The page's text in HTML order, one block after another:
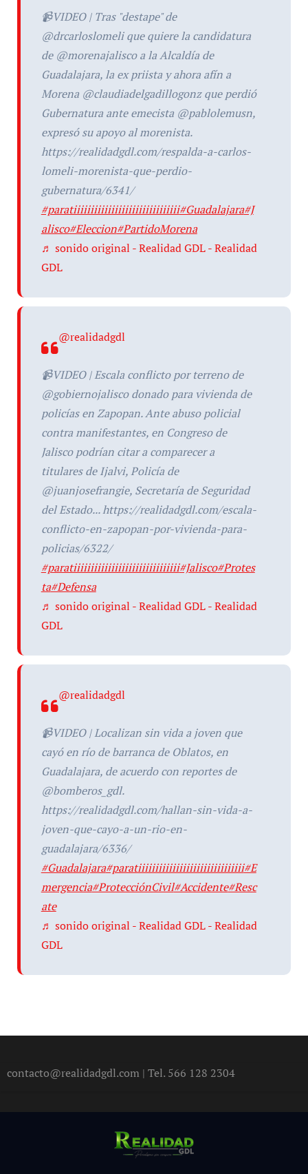
📹VIDEO | Tras "destape" de
@drcarloslomeli que quiere la candidatura
de @morenajalisco a la Alcaldía de
Guadalajara, la ex priista y ahora afín a
Morena @claudiadelgadillogonz que perdió
Gubernatura ante emecista @pablolemusn,
expresó su apoyo al morenista.
https://realidadgdl.com/respalda-a-carlos-
lomeli-morenista-que-perdio-
gubernatura/6341/
#paratiiiiiiiiiiiiiiiiiiiiiiiiiiiiiii#Guadalajara#J
alisco#Eleccion#PartidoMorena
♬ sonido original - Realidad GDL - Realidad
GDL
@realidadgdl
📹VIDEO | Escala conflicto por terreno de
@gobiernojalisco donado para vivienda de
policías en Zapopan. Ante abuso policial
contra manifestantes, en Congreso de
Jalisco podrían citar a comparecer a
titulares de Ijalvi, Policía de
@juanjosefrangie, Secretaría de Seguridad
del Estado... https://realidadgdl.com/escala-
conflicto-en-zapopan-por-vivienda-para-
policias/6322/
#paratiiiiiiiiiiiiiiiiiiiiiiiiiiiiiii#Jalisco#Protes
ta#Defensa
♬ sonido original - Realidad GDL - Realidad
GDL
@realidadgdl
📹VIDEO | Localizan sin vida a joven que
cayó en río de barranca de Oblatos, en
Guadalajara, de acuerdo con reportes de
@bomberos_gdl.
https://realidadgdl.com/hallan-sin-vida-a-
joven-que-cayo-a-un-rio-en-
guadalajara/6336/
#Guadalajara#paratiiiiiiiiiiiiiiiiiiiiiiiiiiiiiii#E
mergencia#ProtecciónCivil#Accidente#Resc
ate
♬ sonido original - Realidad GDL - Realidad
GDL
contacto@realidadgdl.com | Tel. 566 128 2304